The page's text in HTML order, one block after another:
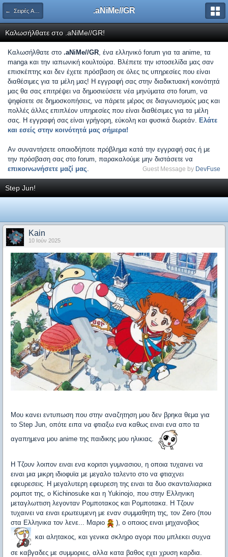
← Σειρές Anime .aNiMe//GR
Καλωσήλθατε στο .aNiMe//GR!
Καλωσήλθατε στο .aNiMe//GR, ένα ελληνικό forum για τα anime, τα
manga και την ιαπωνική κουλτούρα. Βλέπετε την ιστοσελίδα μας σαν
επισκέπτης και δεν έχετε πρόσβαση σε όλες τις υπηρεσίες που είναι
διαθέσιμες για τα μέλη μας! Η εγγραφή σας στην διαδικτυακή κοινότητά
μας θα σας επιτρέψει να δημοσιεύσετε νέα μηνύματα στο forum, να
ψηφίσετε σε δημοσκοπήσεις, να πάρετε μέρος σε διαγωνισμούς μας και
πολλές άλλες επιπλέον υπηρεσίες που είναι διαθέσιμες για τα μέλη
σας. Η εγγραφή σας είναι γρήγορη, εύκολη και φυσικά δωρεάν. Ελάτε
και εσείς στην κοινότητά μας σήμερα!
Αν συναντήσετε οποιοδήποτε πρόβλημα κατά την εγγραφή σας ή με
την πρόσβαση σας στο forum, παρακαλούμε μην διστάσετε να
επικοινωνήσετε μαζί μας. Guest Message by DevFuse
Step Jun!
Kain
10 Ιούν 2025
Μου κανει εντυπωση που στην αναζητηση μου δεν βρηκα θεμα για
το Step Jun, οπότε ειπα να φτιαξω ενα καθως ειναι ενα απο τα
αγαπημενα μου anime της παιδικης μου ηλικιας.
Η Τζουν λοιπον ειναι ενα κοριτσι γυμνασιου, η οποια τυχαινει να
ειναι μια μικρη ιδιοφυϊα με μεγαλο ταλεντο στο να φτιαχνει
εφευρεσεις. Η μεγαλυτερη εφευρεση της ειναι τα δυο σκανταλιαρικα
ρομποτ της, ο Kichinosuke και η Yukinojo, που στην Ελληνικη
μεταγλωττιση λεγονταν Ρομποτακος και Ρομποτακα. Η Τζουν
τυχαινει να ειναι ερωτευμενη με εναν συμμαθητη της, τον Zero (που
στα Ελληνικα τον λενε... Μαριο
), ο οποιος ειναι μηχανοβιος
και αλητακος, και γενικα σκληρο αγορι που μπλεκει συχνα
σε καβγαδες με συμμοριες, αλλα κατα βαθος εχει χρυση καρδια.